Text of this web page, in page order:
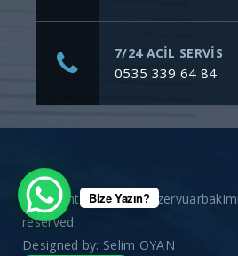
7/24 ACİL SERVİS
0535 339 64 84
Copyright ©
reserved.
Designed by: Selim OYAN
Bize Yazın?